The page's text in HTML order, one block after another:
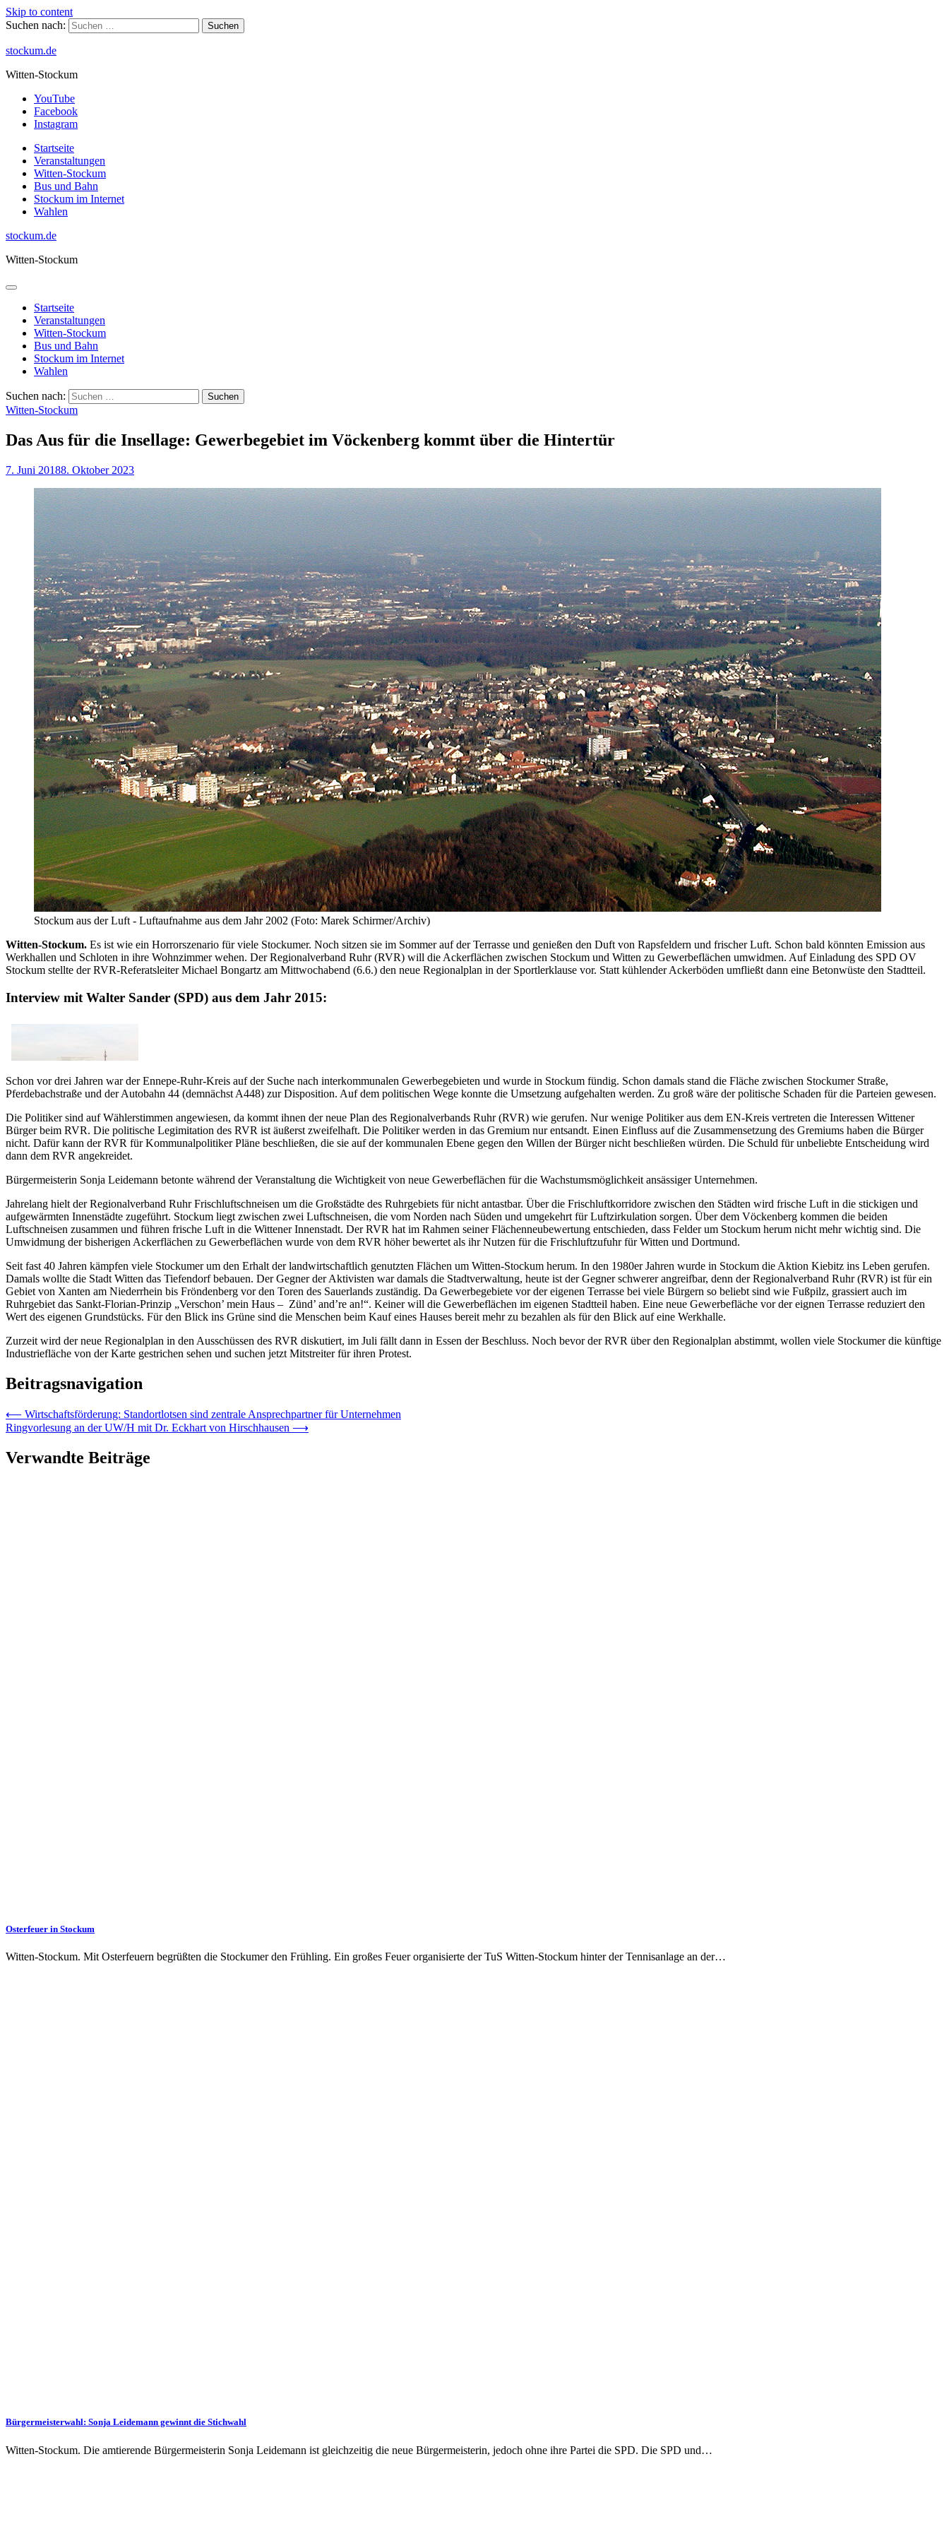
Skip to content
Suchen nach:
stockum.de
Witten-Stockum
YouTube
Facebook
Instagram
Startseite
Veranstaltungen
Witten-Stockum
Bus und Bahn
Stockum im Internet
Wahlen
stockum.de
Witten-Stockum
Startseite
Veranstaltungen
Witten-Stockum
Bus und Bahn
Stockum im Internet
Wahlen
Suchen nach:
Witten-Stockum
Das Aus für die Insellage: Gewerbegebiet im Vöckenberg kommt über die Hintertür
7. Juni 20188. Oktober 2023
Stockum aus der Luft - Luftaufnahme aus dem Jahr 2002 (Foto: Marek Schirmer/Archiv)
Witten-Stockum. Es ist wie ein Horrorszenario für viele Stockumer. Noch sitzen sie im Sommer auf der Terrasse und genießen den Duft von Rapsfeldern und frischer Luft. Schon bald könnten Emission aus
Werkhallen und Schloten in ihre Wohnzimmer wehen. Der Regionalverband Ruhr (RVR) will die Ackerflächen zwischen Stockum und Witten zu Gewerbeflächen umwidmen. Auf Einladung des SPD OV
Stockum stellte der RVR-Referatsleiter Michael Bongartz am Mittwochabend (6.6.) den neue Regionalplan in der Sportlerklause vor. Statt kühlender Ackerböden umfließt dann eine Betonwüste den Stadtteil.
Interview mit Walter Sander (SPD) aus dem Jahr 2015:
Schon vor drei Jahren war der Ennepe-Ruhr-Kreis auf der Suche nach interkommunalen Gewerbegebieten und wurde in Stockum fündig. Schon damals stand die Fläche zwischen Stockumer Straße,
Pferdebachstraße und der Autobahn 44 (demnächst A448) zur Disposition. Auf dem politischen Wege konnte die Umsetzung aufgehalten werden. Zu groß wäre der politische Schaden für die Parteien gewesen.
Die Politiker sind auf Wählerstimmen angewiesen, da kommt ihnen der neue Plan des Regionalverbands Ruhr (RVR) wie gerufen. Nur wenige Politiker aus dem EN-Kreis vertreten die Interessen Wittener
Bürger beim RVR. Die politische Legimitation des RVR ist äußerst zweifelhaft. Die Politiker werden in das Gremium nur entsandt. Einen Einfluss auf die Zusammensetzung des Gremiums haben die Bürger
nicht. Dafür kann der RVR für Kommunalpolitiker Pläne beschließen, die sie auf der kommunalen Ebene gegen den Willen der Bürger nicht beschließen würden. Die Schuld für unbeliebte Entscheidung wird
dann dem RVR angekreidet.
Bürgermeisterin Sonja Leidemann betonte während der Veranstaltung die Wichtigkeit von neue Gewerbeflächen für die Wachstumsmöglichkeit ansässiger Unternehmen.
Jahrelang hielt der Regionalverband Ruhr Frischluftschneisen um die Großstädte des Ruhrgebiets für nicht antastbar. Über die Frischluftkorridore zwischen den Städten wird frische Luft in die stickigen und
aufgewärmten Innenstädte zugeführt. Stockum liegt zwischen zwei Luftschneisen, die vom Norden nach Süden und umgekehrt für Luftzirkulation sorgen. Über dem Vöckenberg kommen die beiden
Luftschneisen zusammen und führen frische Luft in die Wittener Innenstadt. Der RVR hat im Rahmen seiner Flächenneubewertung entschieden, dass Felder um Stockum herum nicht mehr wichtig sind. Die
Umwidmung der bisherigen Ackerflächen zu Gewerbeflächen wurde von dem RVR höher bewertet als ihr Nutzen für die Frischluftzufuhr für Witten und Dortmund.
Seit fast 40 Jahren kämpfen viele Stockumer um den Erhalt der landwirtschaftlich genutzten Flächen um Witten-Stockum herum. In den 1980er Jahren wurde in Stockum die Aktion Kiebitz ins Leben gerufen.
Damals wollte die Stadt Witten das Tiefendorf bebauen. Der Gegner der Aktivisten war damals die Stadtverwaltung, heute ist der Gegner schwerer angreifbar, denn der Regionalverband Ruhr (RVR) ist für ein
Gebiet von Xanten am Niederrhein bis Fröndenberg vor den Toren des Sauerlands zuständig. Da Gewerbegebiete vor der eigenen Terrasse bei viele Bürgern so beliebt sind wie Fußpilz, grassiert auch im
Ruhrgebiet das Sankt-Florian-Prinzip „Verschon’ mein Haus – Zünd’ and’re an!“. Keiner will die Gewerbeflächen im eigenen Stadtteil haben. Eine neue Gewerbefläche vor der eignen Terrasse reduziert den
Wert des eigenen Grundstücks. Für den Blick ins Grüne sind die Menschen beim Kauf eines Hauses bereit mehr zu bezahlen als für den Blick auf eine Werkhalle.
Zurzeit wird der neue Regionalplan in den Ausschüssen des RVR diskutiert, im Juli fällt dann in Essen der Beschluss. Noch bevor der RVR über den Regionalplan abstimmt, wollen viele Stockumer die künftige
Industriefläche von der Karte gestrichen sehen und suchen jetzt Mitstreiter für ihren Protest.
Beitragsnavigation
⟵ Wirtschaftsförderung: Standortlotsen sind zentrale Ansprechpartner für Unternehmen
Ringvorlesung an der UW/H mit Dr. Eckhart von Hirschhausen ⟶
Verwandte Beiträge
Osterfeuer in Stockum
Witten-Stockum. Mit Osterfeuern begrüßten die Stockumer den Frühling. Ein großes Feuer organisierte der TuS Witten-Stockum hinter der Tennisanlage an der…
Bürgermeisterwahl: Sonja Leidemann gewinnt die Stichwahl
Witten-Stockum. Die amtierende Bürgermeisterin Sonja Leidemann ist gleichzeitig die neue Bürgermeisterin, jedoch ohne ihre Partei die SPD. Die SPD und…